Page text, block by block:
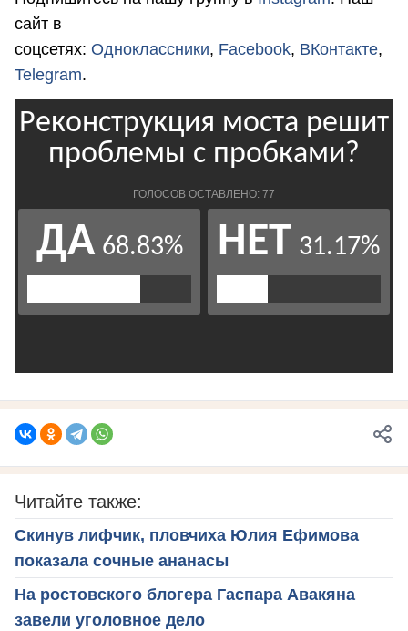
сайт в
соцсетях: Одноклассники, Facebook, ВКонтакте,
Telegram.
Читайте также:
Скинув лифчик, пловчиха Юлия Ефимова
показала сочные ананасы
На ростовского блогера Гаспара Авакяна
завели уголовное дело